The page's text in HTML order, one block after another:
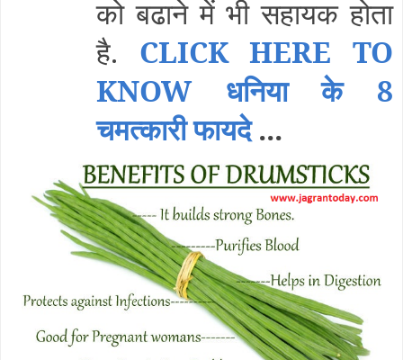
को बढाने में भी सहायक होता
है. CLICK HERE TO
KNOW धनिया के 8
चमत्कारी फायदे...